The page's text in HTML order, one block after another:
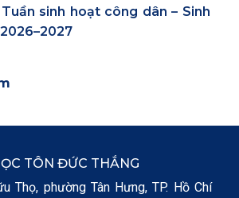
sinh hoạt công dân – Sinh
TÔN ĐỨC THẮNG
Thọ, phường Tân Hưng, TP. Hồ Chí